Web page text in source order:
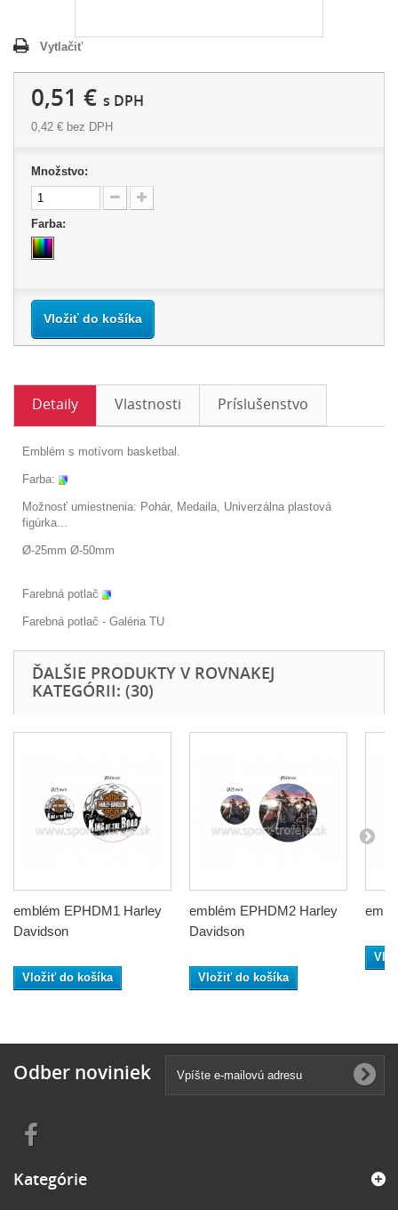
Vytlačiť
0,51 € s DPH
0,42 € bez DPH
Množstvo:
Farba:
Vložiť do košíka
Detaily Vlastnosti Príslušenstvo
Emblém s motívom basketbal.
Farba:
Možnosť umiestnenia: Pohár, Medaila, Univerzálna plastová
figúrka...
Ø-25mm Ø-50mm
Farebná potlač
Farebná potlač - Galéria TU
ĎALŠIE PRODUKTY V ROVNAKEJ
KATEGÓRII: (30)
emblém EPHDM1 Harley
Davidson
Vložiť do košíka
emblém EPHDM2 Harley
Davidson
Vložiť do košíka
Odber noviniek
Kategórie